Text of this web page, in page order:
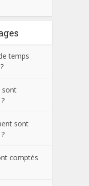
temps
sont
sont
comptés